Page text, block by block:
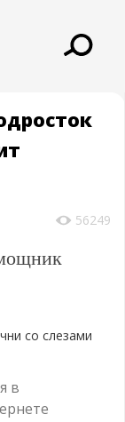
56249
в